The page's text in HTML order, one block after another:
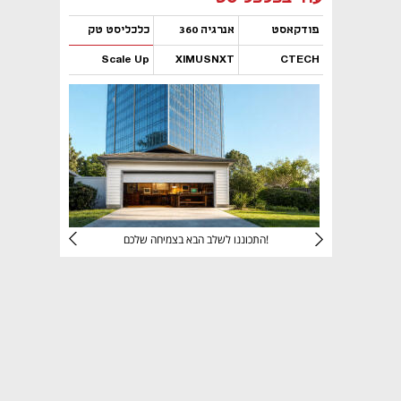
פודקאסט אנרגיה 360 כלכליסט טק
CTECH
XIMUSNXT
Scale Up
נפתח בכרטיסייה חדשה
התכוננו לשלב הבא בצמיחה שלכם!
נפתח בכרטיסייה חדשה